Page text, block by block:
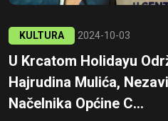
KULTURA 2024-10-03
U Krcatom Holidayu
Hajrudina Mulića,
Načelnika Općine C...